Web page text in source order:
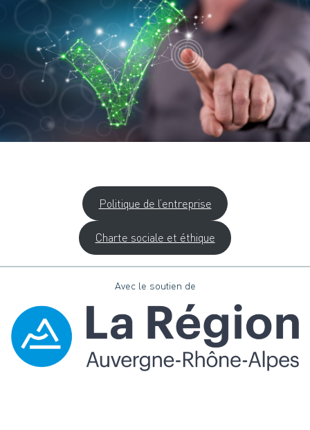
Politique de l’entreprise
Charte sociale et éthique
Avec le soutien de